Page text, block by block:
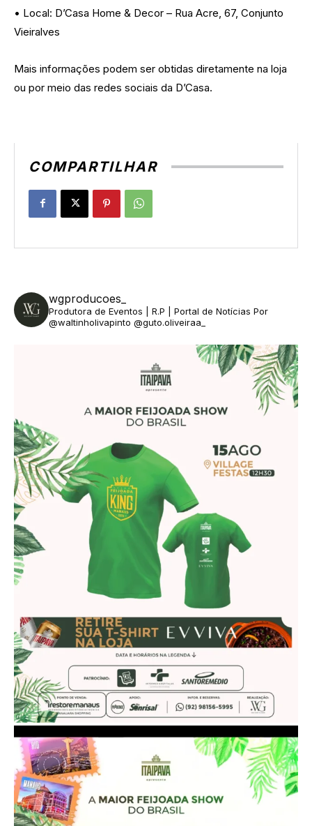
• Local: D’Casa Home & Decor – Rua Acre, 67, Conjunto
Vieiralves
Mais informações podem ser obtidas diretamente na loja
ou por meio das redes sociais da D’Casa.
COMPARTILHAR
wgproducoes_
Produtora de Eventos | R.P | Portal de Notícias Por
@waltinholivapinto @guto.oliveiraa_